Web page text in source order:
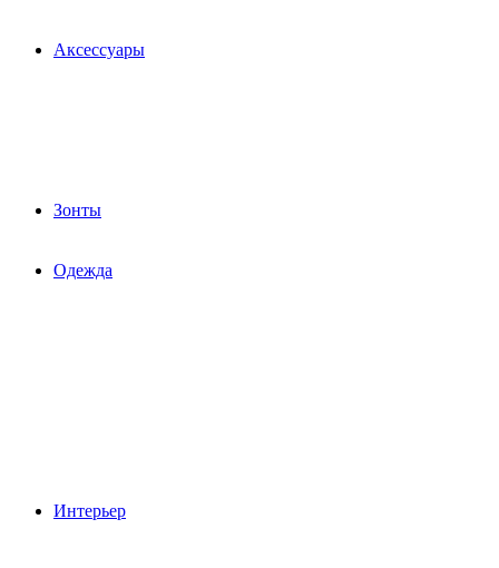
Аксессуары
Зонты
Одежда
Интерьер